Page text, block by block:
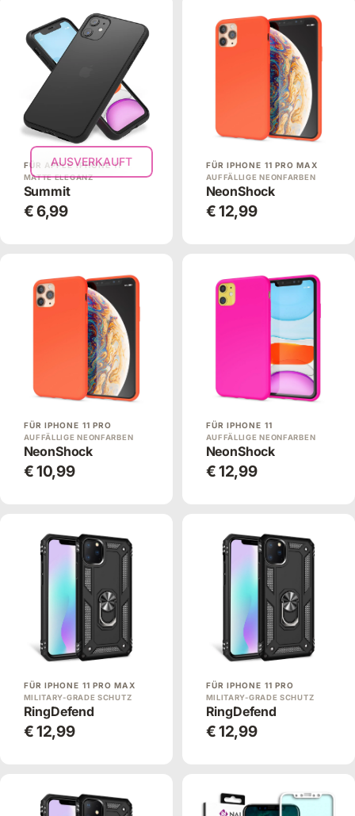
AUSVERKAUFT
FÜR APPLE IPHONE 11
MATTE ELEGANZ
Summit
€ 6,99
FÜR IPHONE 11 PRO MAX
AUFFÄLLIGE NEONFARBEN
NeonShock
€ 12,99
FÜR IPHONE 11 PRO
AUFFÄLLIGE NEONFARBEN
NeonShock
€ 10,99
FÜR IPHONE 11
AUFFÄLLIGE NEONFARBEN
NeonShock
€ 12,99
FÜR IPHONE 11 PRO MAX
MILITARY-GRADE SCHUTZ
RingDefend
€ 12,99
FÜR IPHONE 11 PRO
MILITARY-GRADE SCHUTZ
RingDefend
€ 12,99